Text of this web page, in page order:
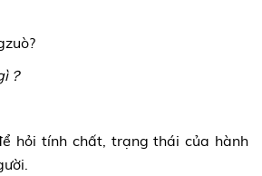
？
hỏi tính chất, trạng thái của hành